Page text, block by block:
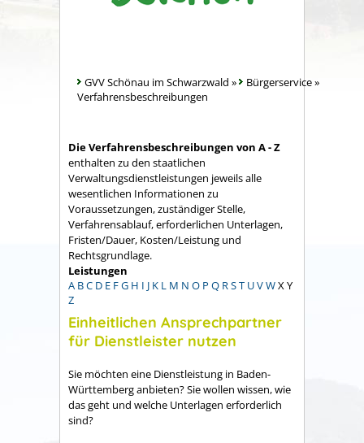
GVV Schönau im Schwarzwald » Bürgerservice»
Verfahrensbeschreibungen
Die Verfahrensbeschreibungen von A - Z
enthalten zu den staatlichen
Verwaltungsdienstleistungen jeweils alle
wesentlichen Informationen zu
Voraussetzungen, zuständiger Stelle,
Verfahrensablauf, erforderlichen Unterlagen,
Fristen/Dauer, Kosten/Leistung und
Rechtsgrundlage.
Leistungen
A BC D E FG H I J K L M N O P Q RST UVWX Y
Z
Einheitlichen Ansprechpartner
für Dienstleister nutzen
Sie möchten eine Dienstleistung in Baden-
Württemberg anbieten? Sie wollen wissen, wie
das geht und welche Unterlagen erforderlich
sind?